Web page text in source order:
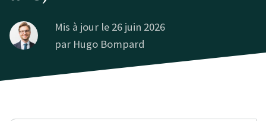
Mis à jour le 26 juin 2026
par Hugo Bompard